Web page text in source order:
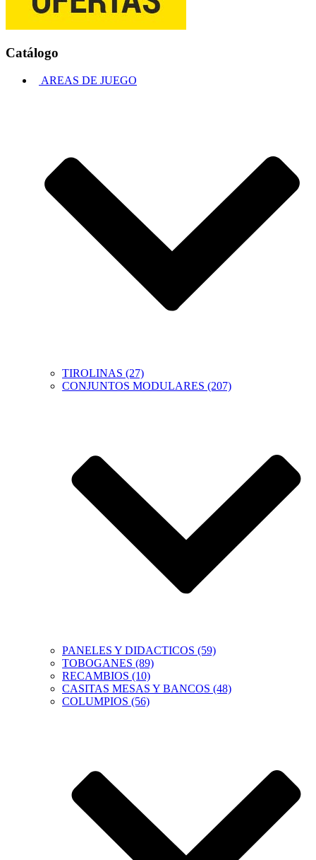
Catálogo
AREAS DE JUEGO
TIROLINAS (27)
CONJUNTOS MODULARES (207)
PANELES Y DIDACTICOS (59)
TOBOGANES (89)
RECAMBIOS (10)
CASITAS MESAS Y BANCOS (48)
COLUMPIOS (56)